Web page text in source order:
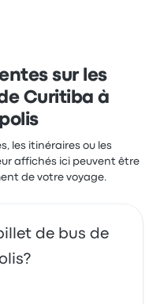
sur les
Curitiba à
les itinéraires ou les
affichés ici peuvent être
de votre voyage.
de bus de